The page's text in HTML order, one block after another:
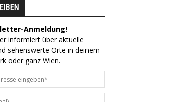
Anmeldung!
informiert über aktuelle
sehenswerte Orte in deinem
oder ganz Wien.